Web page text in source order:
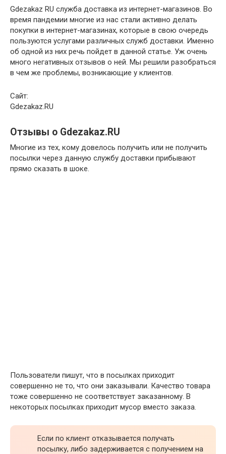
Gdezakaz RU служба доставка из интернет-магазинов. Во
время пандемии многие из нас стали активно делать
покупки в интернет-магазинах, которые в свою очередь
пользуются услугами различных служб доставки. Именно
об одной из них речь пойдет в данной статье. Уж очень
много негативных отзывов о ней. Мы решили разобраться
в чем же проблемы, возникающие у клиентов.
Сайт:
Gdezakaz.RU
Отзывы о Gdezakaz.RU
Многие из тех, кому довелось получить или не получить
посылки через данную службу доставки прибывают
прямо сказать в шоке.
Пользователи пишут, что в посылках приходит
совершенно не то, что они заказывали. Качество товара
тоже совершенно не соответствует заказанному. В
некоторых посылках приходит мусор вместо заказа.
Если по клиент отказывается получать
посылку, либо задерживается с получением на